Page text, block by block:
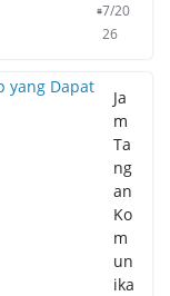
7/20
26
Ja
m
Ta
ng
an
Ko
m
un
ika